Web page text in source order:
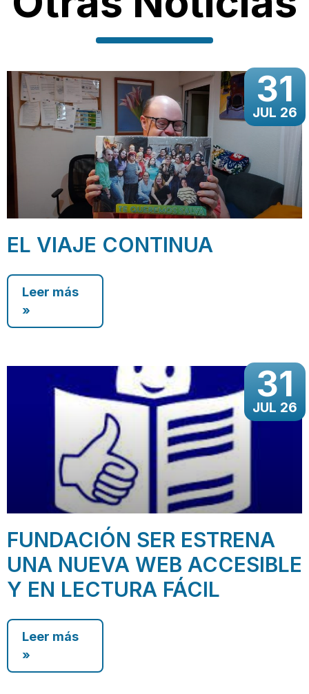
31
JUL 26
EL VIAJE CONTINUA
Leer más
»
31
JUL 26
FUNDACIÓN SER ESTRENA
UNA NUEVA WEB ACCESIBLE
Y EN LECTURA FÁCIL
Leer más
»